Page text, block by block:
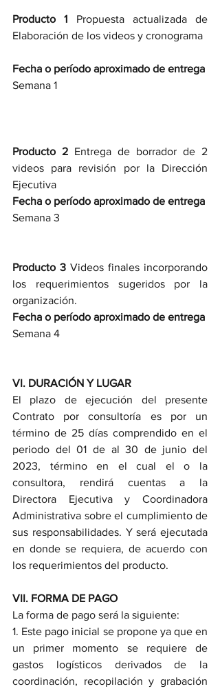
Producto 1 Propuesta actualizada de
Fecha o período aproximado de entrega
Semana 1
Producto 2 Entrega de borrador de 2
videos para revisión por la Dirección
Ejecutiva
Fecha o período aproximado de entrega
Semana 3
Producto 3 Videos finales incorporando
los requerimientos sugeridos por la
organización.
Fecha o período aproximado de entrega
Semana 4
VI. DURACIÓN Y LUGAR
El plazo de ejecución del presente
Contrato por consultoría es por un
término de 25 días comprendido en el
periodo del 01 de al 30 de junio del
2023, término en el cual el o la
consultora, rendirá cuentas a la
Directora Ejecutiva y Coordinadora
Administrativa sobre el cumplimiento de
sus responsabilidades. Y será ejecutada
en donde se requiera, de acuerdo con
los requerimientos del producto.
VII. FORMA DE PAGO
La forma de pago será la siguiente:
1. Este pago inicial se propone ya que en
un primer momento se requiere de
gastos logísticos derivados de la
coordinación, recopilación y grabación